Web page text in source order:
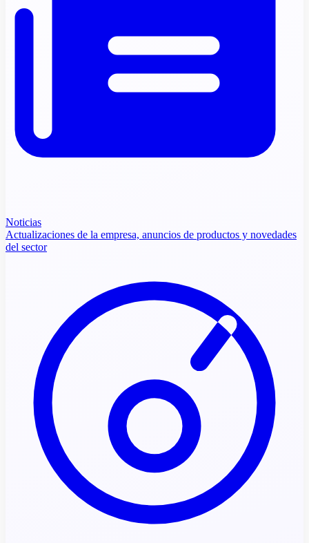
Noticias
Actualizaciones de la empresa, anuncios de productos y novedades
del sector